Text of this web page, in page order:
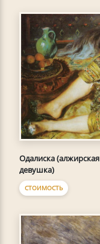
Одалиска (алжирская
девушка)
СТОИМОСТЬ